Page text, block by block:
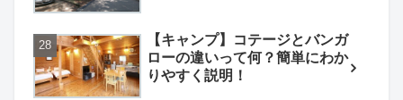
【キャンプ】コテージとバンガ
ローの違いって何？簡単にわか
りやすく説明！